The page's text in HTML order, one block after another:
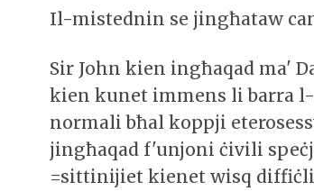
Il-mistednin se jingħataw
Sir John kien ingħaqad ma'
kien kunet immens li barra
normali bħal koppji
jingħaqad f'unjoni ċivili
=sittinijiet kienet wisq